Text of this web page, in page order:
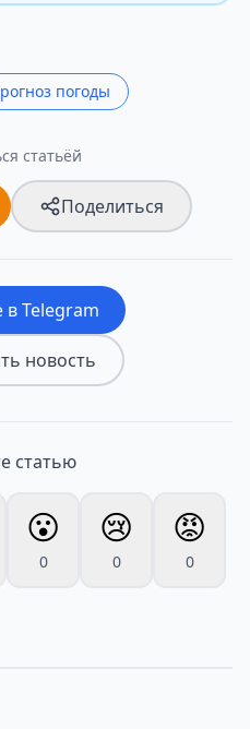
погоды
статьёй
Поделиться
в Telegram
новость
статью
😮
0
😢
0
😡
0